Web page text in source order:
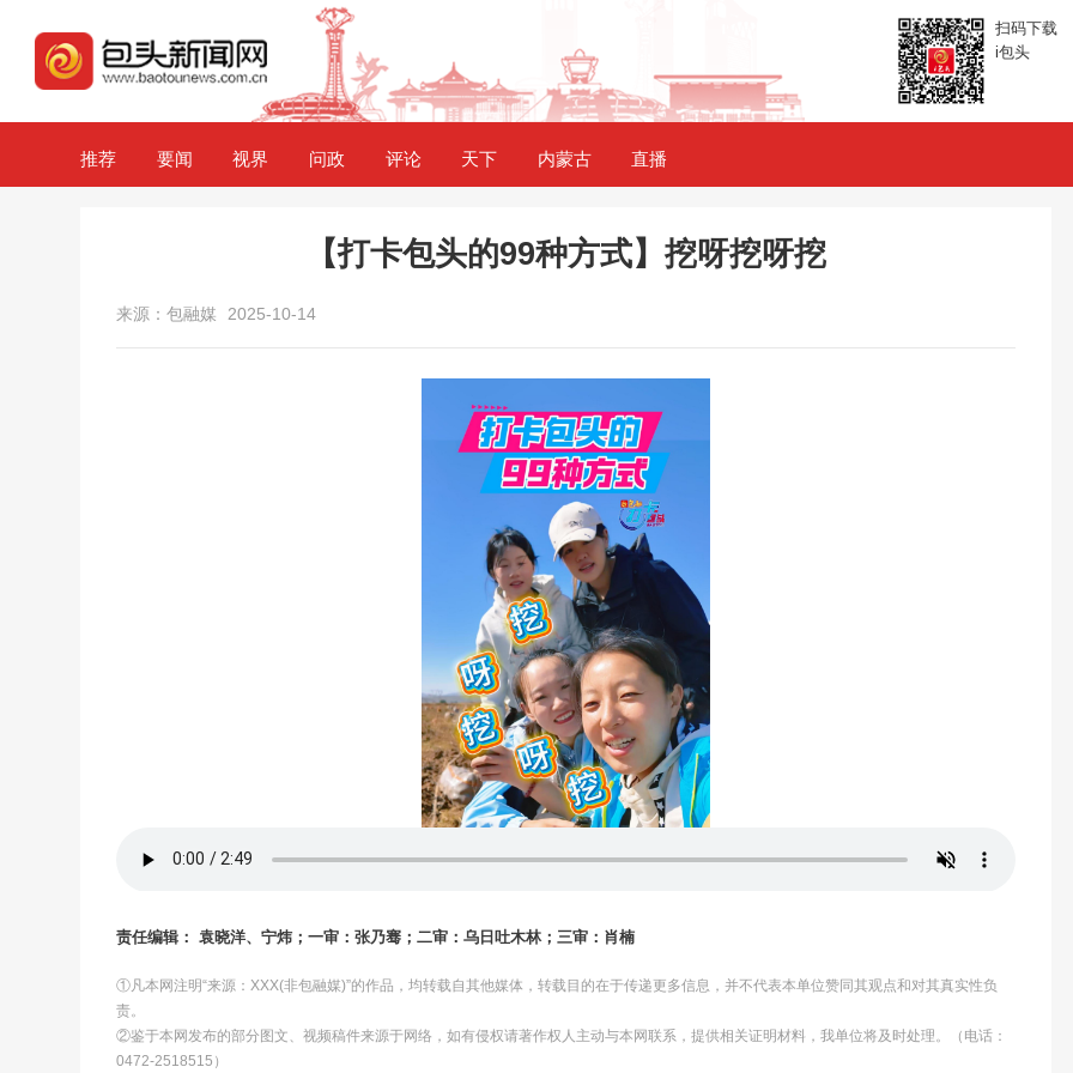
扫码下载
i包头
推荐 要闻 视界 问政 评论 天下 内蒙古 直播
【打卡包头的99种方式】挖呀挖呀挖
来源：包融媒 2025-10-14
责任编辑： 袁晓洋、宁炜；一审：张乃骞；二审：乌日吐木林；三审：肖楠
①凡本网注明“来源：XXX(非包融媒)”的作品，均转载自其他媒体，转载目的在于传递更多信息，并不代表本单位赞同其观点和对其真实性负
责。
②鉴于本网发布的部分图文、视频稿件来源于网络，如有侵权请著作权人主动与本网联系，提供相关证明材料，我单位将及时处理。（电话：
0472-2518515）